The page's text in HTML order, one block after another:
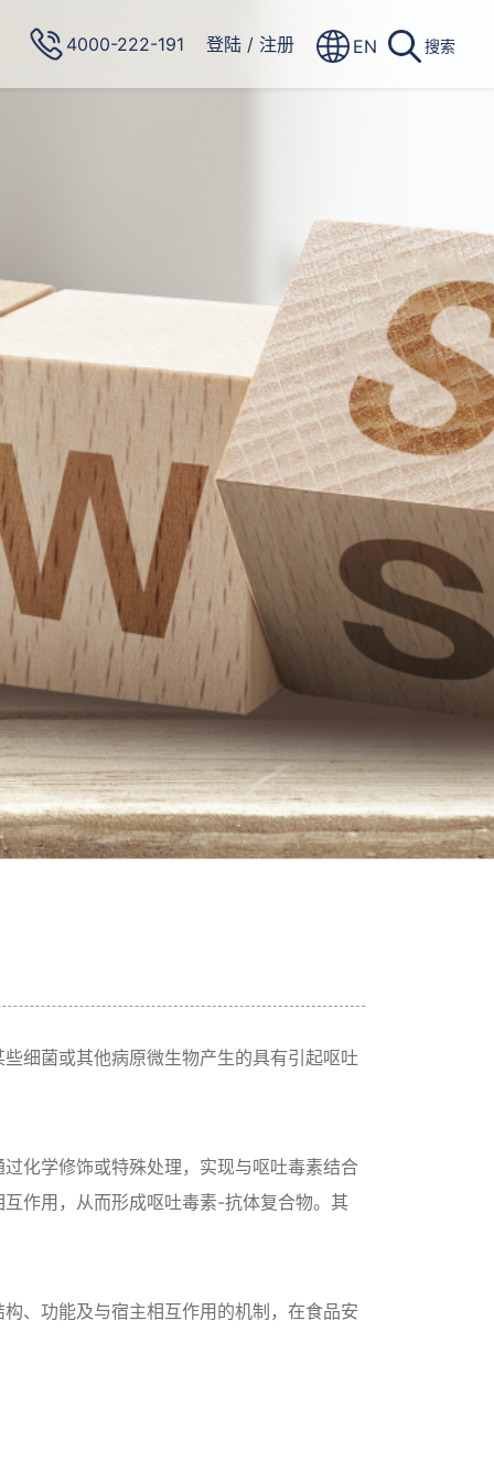
4000-222-191 登陆 / 注册 EN 搜索
细菌或其他病原微生物产生的具有引起呕吐
化学修饰或特殊处理，实现与呕吐毒素结合
作用，从而形成呕吐毒素-抗体复合物。其
、功能及与宿主相互作用的机制，在食品安